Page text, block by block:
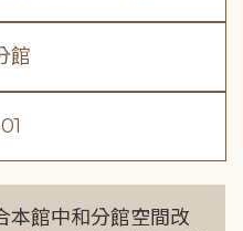
館
本館中和分館空間改